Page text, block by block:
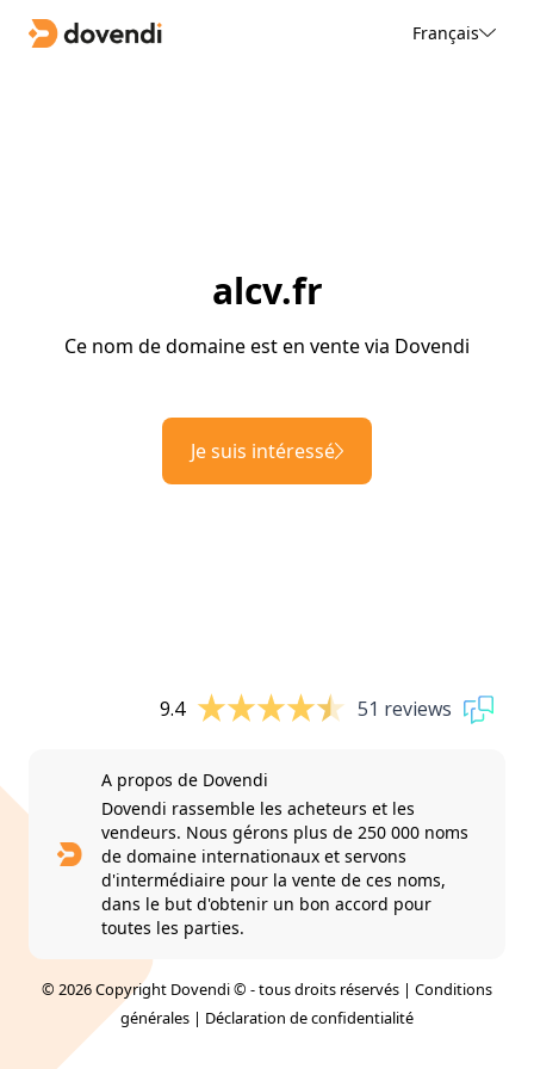
Français
alcv.fr
Ce nom de domaine est en vente via Dovendi
Je suis intéressé
9.4 51 reviews
A propos de Dovendi
Dovendi rassemble les acheteurs et les
vendeurs. Nous gérons plus de 250 000 noms
de domaine internationaux et servons
d'intermédiaire pour la vente de ces noms,
dans le but d'obtenir un bon accord pour
toutes les parties.
© 2026 Copyright Dovendi © - tous droits réservés | Conditions
générales | Déclaration de confidentialité